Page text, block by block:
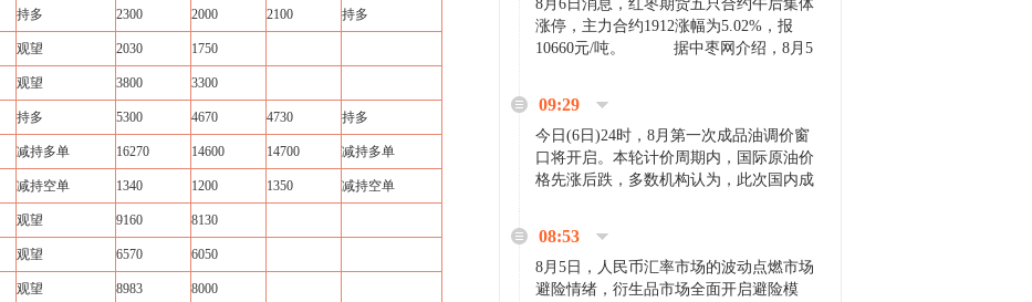
持多 2300 2000 2100 持多
观望 2030 1750
观望 3800 3300
持多 5300 4670 4730 持多
减持多单 16270 14600 14700 减持多单
减持空单 1340 1200 1350 减持空单
观望 9160 8130
观望 6570 6050
观望 8983 8000
8月6日消息，红枣期货五只合约午后集体
涨停，主力合约1912涨幅为5.02%，报
10660元/吨。 据中枣网介绍，8月5
家好货依旧惜售挺...
09:29
今日(6日)24时，8月第一次成品油调价窗
口将开启。本轮计价周期内，国际原油价
格先涨后跌，多数机构认为，此次国内成
08:53
8月5日，人民币汇率市场的波动点燃市场
避险情绪，衍生品市场全面开启避险模